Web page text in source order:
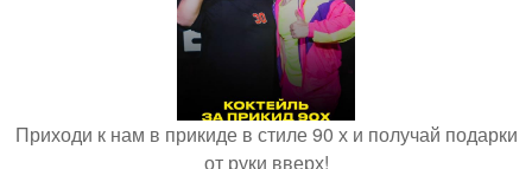
Приходи к нам в прикиде в стиле 90 х и получай подарки
от руки вверх!